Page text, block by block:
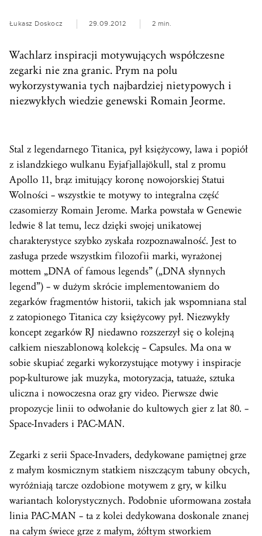
Łukasz Doskocz 29.09.2012 2 min.
Wachlarz inspiracji motywujących współczesne
zegarki nie zna granic. Prym na polu
wykorzystywania tych najbardziej nietypowych i
niezwykłych wiedzie genewski Romain Jeorme.
Stal z legendarnego Titanica, pył księżycowy, lawa i popiół
z islandzkiego wulkanu Eyjafjallajökull, stal z promu
Apollo 11, brąz imitujący koronę nowojorskiej Statui
Wolności – wszystkie te motywy to integralna część
czasomierzy Romain Jerome. Marka powstała w Genewie
ledwie 8 lat temu, lecz dzięki swojej unikatowej
charakterystyce szybko zyskała rozpoznawalność. Jest to
zasługa przede wszystkim filozofii marki, wyrażonej
mottem „DNA of famous legends” („DNA słynnych
legend”) – w dużym skrócie implementowaniem do
zegarków fragmentów historii, takich jak wspomniana stal
z zatopionego Titanica czy księżycowy pył. Niezwykły
koncept zegarków RJ niedawno rozszerzył się o kolejną
całkiem nieszablonową kolekcję – Capsules. Ma ona w
sobie skupiać zegarki wykorzystujące motywy i inspiracje
pop-kulturowe jak muzyka, motoryzacja, tatuaże, sztuka
uliczna i nowoczesna oraz gry video. Pierwsze dwie
propozycje linii to odwołanie do kultowych gier z lat 80. –
Space-Invaders i PAC-MAN.
Zegarki z serii Space-Invaders, dedykowane pamiętnej grze
z małym kosmicznym statkiem niszczącym tabuny obcych,
wyróżniają tarcze ozdobione motywem z gry, w kilku
wariantach kolorystycznych. Podobnie uformowana została
linia PAC-MAN – ta z kolei dedykowana doskonale znanej
na całym świece grze z małym, żółtym stworkiem